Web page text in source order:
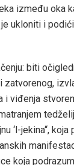
između oka
ukloniti i
biti
i viđenja
‘l-jekina“,
koja